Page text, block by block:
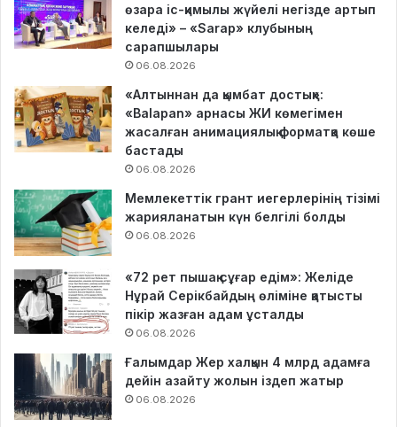
өзара іс-қимылы жүйелі негізде артып
келеді» – «Sarap» клубының
сарапшылары
06.08.2026
«Алтыннан да қымбат достық»:
«Balapan» арнасы ЖИ көмегімен
жасалған анимациялық форматқа көше
бастады
06.08.2026
Мемлекеттік грант иегерлерінің тізімі
жарияланатын күн белгілі болды
06.08.2026
«72 рет пышақ сұғар едім»: Желіде
Нұрай Серікбайдың өліміне қатысты
пікір жазған адам ұсталды
06.08.2026
Ғалымдар Жер халқын 4 млрд адамға
дейін азайту жолын іздеп жатыр
06.08.2026